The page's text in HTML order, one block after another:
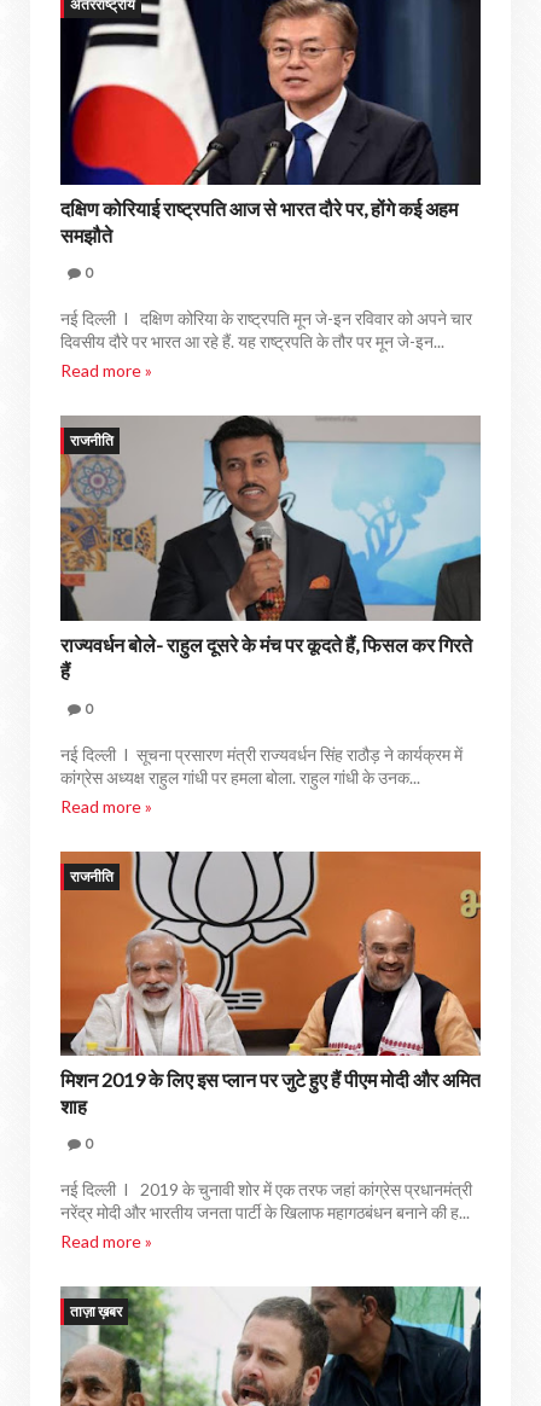
अंतरराष्ट्रीय
दक्षिण कोरियाई राष्ट्रपति आज से भारत दौरे पर, होंगे कई अहम
समझौते
0
नई दिल्ली I दक्षिण कोरिया के राष्ट्रपति मून जे-इन रविवार को अपने चार
दिवसीय दौरे पर भारत आ रहे हैं. यह राष्ट्रपति के तौर पर मून जे-इन...
Read more »
राजनीति
राज्‍यवर्धन बोले- राहुल दूसरे के मंच पर कूदते हैं, फिसल कर गिरते
हैं
0
नई दिल्ली I सूचना प्रसारण मंत्री राज्यवर्धन सिंह राठौड़ ने कार्यक्रम में
कांग्रेस अध्यक्ष राहुल गांधी पर हमला बोला. राहुल गांधी के उनक...
Read more »
राजनीति
मिशन 2019 के लिए इस प्लान पर जुटे हुए हैं पीएम मोदी और अमित
शाह
0
नई दिल्ली I 2019 के चुनावी शोर में एक तरफ जहां कांग्रेस प्रधानमंत्री
नरेंद्र मोदी और भारतीय जनता पार्टी के खिलाफ महागठबंधन बनाने की ह...
Read more »
ताज़ा ख़बर